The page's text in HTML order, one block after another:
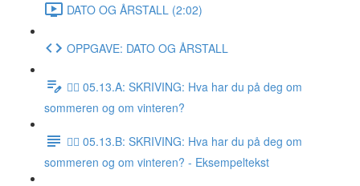
DATO OG ÅRSTALL (2:02)
OPPGAVE: DATO OG ÅRSTALL
✍🏼 05.13.A: SKRIVING: Hva har du på deg om
sommeren og om vinteren?
✍🏼 05.13.B: SKRIVING: Hva har du på deg om
sommeren og om vinteren? - Eksempeltekst